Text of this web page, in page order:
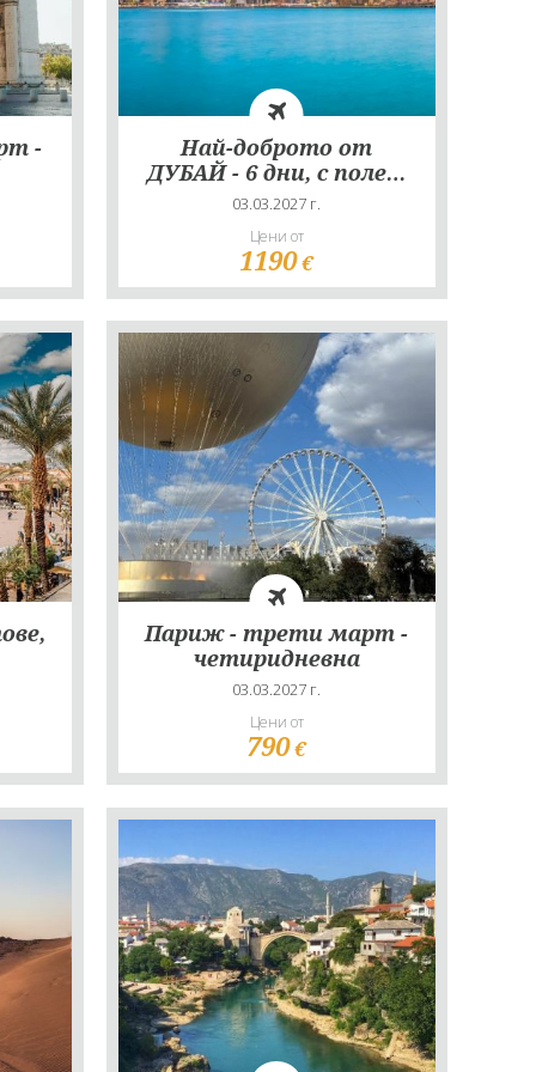
-
Най-доброто от
ДУБАЙ - 6 дни, с полет
на Fly Dubai!
03.03.2027 г.
Цени от
1190€
Париж - трети март -
четиридневна
03.03.2027 г.
Цени от
790€